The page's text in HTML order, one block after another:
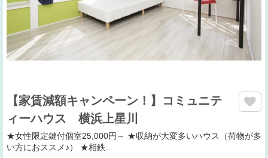
【家賃減額キャンペーン！】コミュニテ
ィーハウス 横浜上星川
★女性限定鍵付個室25,000円～ ★収納が大変多いハウス（荷物が多
い方におススメ♪） ★相鉄…